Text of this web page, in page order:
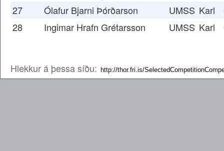
27
Ólafur Bjarni Þórðarson UMSS Karl
28
Ingimar Hrafn Grétarsson UMSS Karl
Hlekkur á þessa síðu: